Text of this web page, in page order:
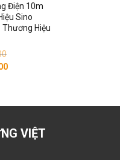
Điện 10m
Sino
Hiệu
Giá
là:
VIỆT